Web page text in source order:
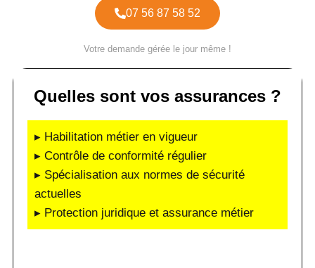
07 56 87 58 52
Votre demande gérée le jour même !
Quelles sont vos assurances ?
▸ Habilitation métier en vigueur
▸ Contrôle de conformité régulier
▸ Spécialisation aux normes de sécurité
actuelles
▸ Protection juridique et assurance métier